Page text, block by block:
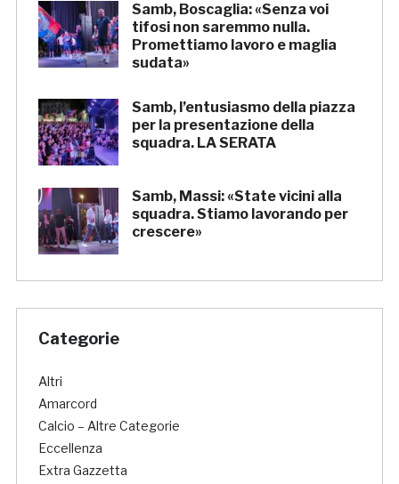
Samb, Boscaglia: «Senza voi
tifosi non saremmo nulla.
Promettiamo lavoro e maglia
sudata»
Samb, l’entusiasmo della piazza
per la presentazione della
squadra. LA SERATA
Samb, Massi: «State vicini alla
squadra. Stiamo lavorando per
crescere»
Categorie
Altri
Amarcord
Calcio – Altre Categorie
Eccellenza
Extra Gazzetta